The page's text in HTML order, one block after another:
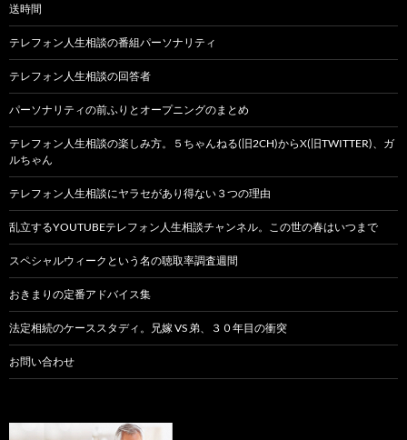
送時間
テレフォン人生相談の番組パーソナリティ
テレフォン人生相談の回答者
パーソナリティの前ふりとオープニングのまとめ
テレフォン人生相談の楽しみ方。５ちゃんねる(旧2CH)からX(旧TWITTER)、ガ
ルちゃん
テレフォン人生相談にヤラセがあり得ない３つの理由
乱立するYOUTUBEテレフォン人生相談チャンネル。この世の春はいつまで
スペシャルウィークという名の聴取率調査週間
おきまりの定番アドバイス集
法定相続のケーススタディ。兄嫁 VS 弟、３０年目の衝突
お問い合わせ